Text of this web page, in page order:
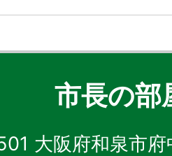
市長の部
大阪府和泉市府